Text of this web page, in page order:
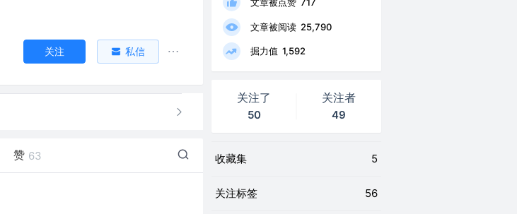
关注 私信
赞 63
文章被阅读 25,790
掘力值 1,592
关注了
50
关注者
49
收藏集 5
关注标签 56